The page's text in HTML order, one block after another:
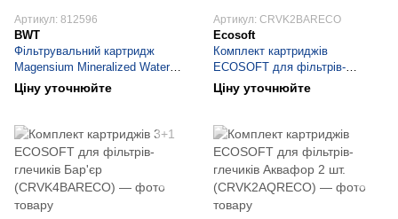
Артикул: 812596
BWT
Фільтрувальний картридж
Magensium Mineralized Water
Protect Care MPC500
Ціну уточнюйте
Артикул: CRVK2BARECO
Ecosoft
Комплект картриджів
ECOSOFT для фільтрів-
глечиків Бар'єр 2 шт.
(CRVK2BARECO)
Ціну уточнюйте